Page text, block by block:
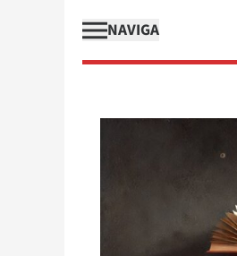
NAVIGA